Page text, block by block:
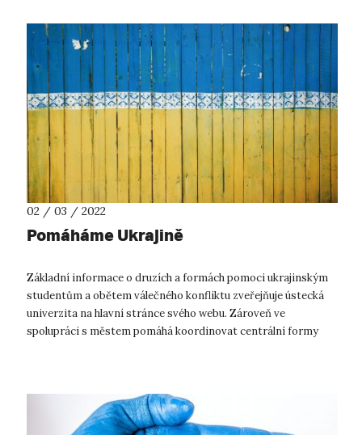
02 / 03 / 2022
Pomáháme Ukrajině
Základní informace o druzích a formách pomoci ukrajinským
studentům a obětem válečného konfliktu zveřejňuje ústecká
univerzita na hlavní stránce svého webu. Zároveň ve
spolupráci s městem pomáhá koordinovat centrální formy